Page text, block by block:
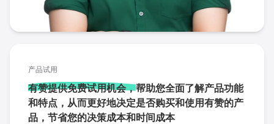
产品试用
有赞提供免费试用机会，帮助您全面了解产品功能
和特点，从而更好地决定是否购买和使用有赞的产
品，节省您的决策成本和时间成本